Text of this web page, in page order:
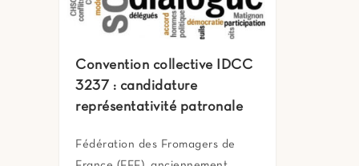
Convention collective IDCC
3237 : candidature
représentativité patronale
Fédération des Fromagers de